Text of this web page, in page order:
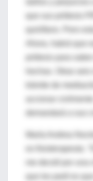
daños y perjuicios
Ahora, habrá que
trámite de
es fisioterapeuta.